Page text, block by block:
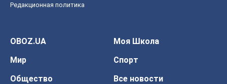
Редакционная политика
OBOZ.UA
Моя Школа
Мир
Спорт
Общество
Все новости